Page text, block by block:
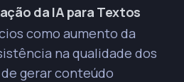
da IA para Textos
como aumento da
na qualidade dos
gerar conteúdo